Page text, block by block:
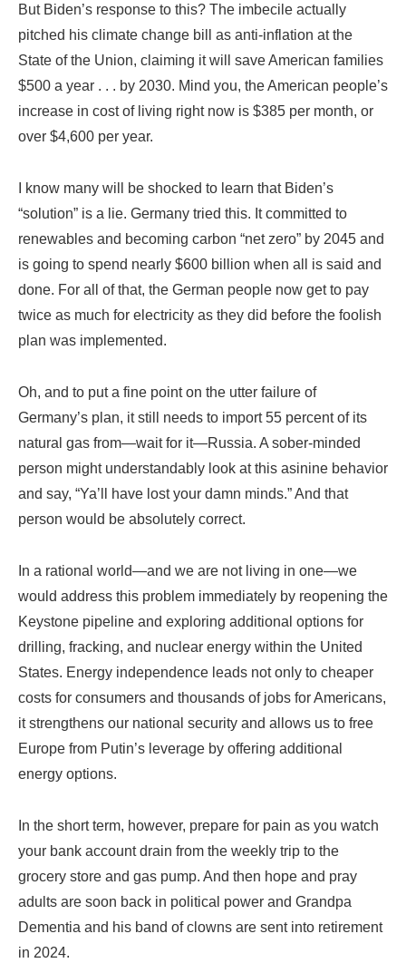
But Biden’s response to this? The imbecile actually
pitched his climate change bill as anti-inflation at the
State of the Union, claiming it will save American families
$500 a year . . . by 2030. Mind you, the American people’s
increase in cost of living right now is $385 per month, or
over $4,600 per year.
I know many will be shocked to learn that Biden’s
“solution” is a lie. Germany tried this. It committed to
renewables and becoming carbon “net zero” by 2045 and
is going to spend nearly $600 billion when all is said and
done. For all of that, the German people now get to pay
twice as much for electricity as they did before the foolish
plan was implemented.
Oh, and to put a fine point on the utter failure of
Germany’s plan, it still needs to import 55 percent of its
natural gas from—wait for it—Russia. A sober-minded
person might understandably look at this asinine behavior
and say, “Ya’ll have lost your damn minds.” And that
person would be absolutely correct.
In a rational world—and we are not living in one—we
would address this problem immediately by reopening the
Keystone pipeline and exploring additional options for
drilling, fracking, and nuclear energy within the United
States. Energy independence leads not only to cheaper
costs for consumers and thousands of jobs for Americans,
it strengthens our national security and allows us to free
Europe from Putin’s leverage by offering additional
energy options.
In the short term, however, prepare for pain as you watch
your bank account drain from the weekly trip to the
grocery store and gas pump. And then hope and pray
adults are soon back in political power and Grandpa
Dementia and his band of clowns are sent into retirement
in 2024.